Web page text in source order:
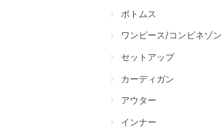
ボトムス
ワンピース/コンビネゾン
セットアップ
カーディガン
アウター
インナー